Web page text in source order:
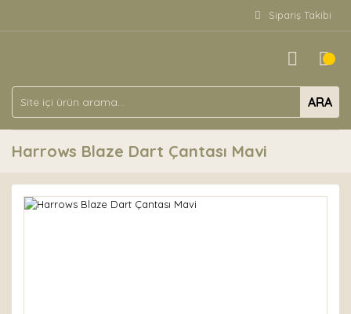
Sipariş Takibi
ARA
Harrows Blaze Dart Çantası Mavi